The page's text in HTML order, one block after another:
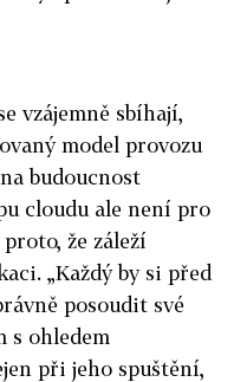
vzájemně sbíhají,
model provozu
budoucnost
cloudu ale není pro
že záleží
„Každý by si před
posoudit své
s ohledem
při jeho spuštění,